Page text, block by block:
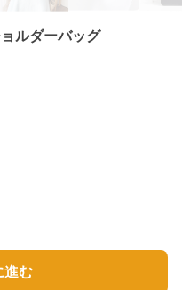
ルダーバッグ
進む